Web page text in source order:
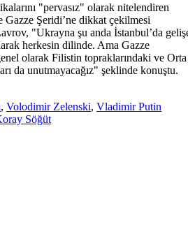
"pervasız" olarak nitelendiren
Şeridi’ne dikkat çekilmesi
"Ukrayna şu anda İstanbul’da
herkesin dilinde. Ama Gazze
olarak Filistin topraklarındaki ve Orta
da unutmayacağız" şeklinde konuştu.
, Volodimir Zelenski, Vladimir Putin
Söğüt